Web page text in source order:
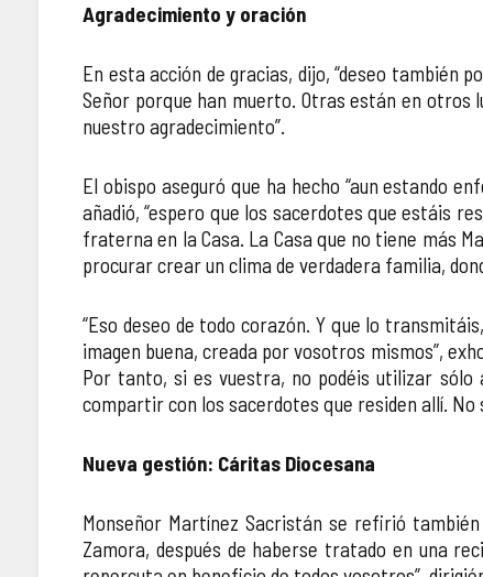
Agradecimiento y oración
En esta acción de gracias, dijo, “deseo también
Señor porque han muerto. Otras están en otros
nuestro agradecimiento”.
El obispo aseguró que ha hecho “aun estando
añadió, “espero que los sacerdotes que estáis
fraterna en la Casa. La Casa que no tiene más
procurar crear un clima de verdadera familia,
“Eso deseo de todo corazón. Y que lo
imagen buena, creada por vosotros mismos”,
Por tanto, si es vuestra, no podéis utilizar sólo
compartir con los sacerdotes que residen allí.
Nueva gestión: Cáritas Diocesana
Monseñor Martínez Sacristán se refirió
Zamora, después de haberse tratado en una